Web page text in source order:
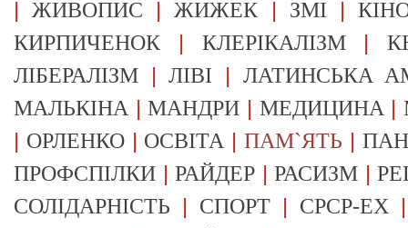
|ЖИВОПИС |ЖИЖЕК | ЗМІ |
КИРПИЧЕНОК | КЛЕРІКАЛІЗМ|
ЛІБЕРАЛІЗМ |ЛІВІ | ЛАТИНСЬКА
МАЛЬКІНА |МАНДРИ | МЕДИЦИНА |
| ОРЛЕНКО| ОСВІТА |ПАМ`ЯТЬ |
ПРОФСПІЛКИ |РАЙДЕР |РАСИЗМ |
СОЛІДАРНІСТЬ | СПОРТ | СРСР-EX